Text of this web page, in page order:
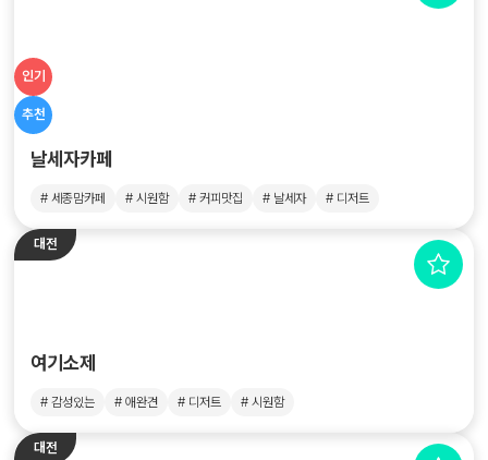
인기
추천
날세자카페
# 세종맘카페 # 시원함 # 커피맛집 # 날세자 # 디저트
대전
여기소제
# 감성있는 # 애완견 # 디저트 # 시원함
대전